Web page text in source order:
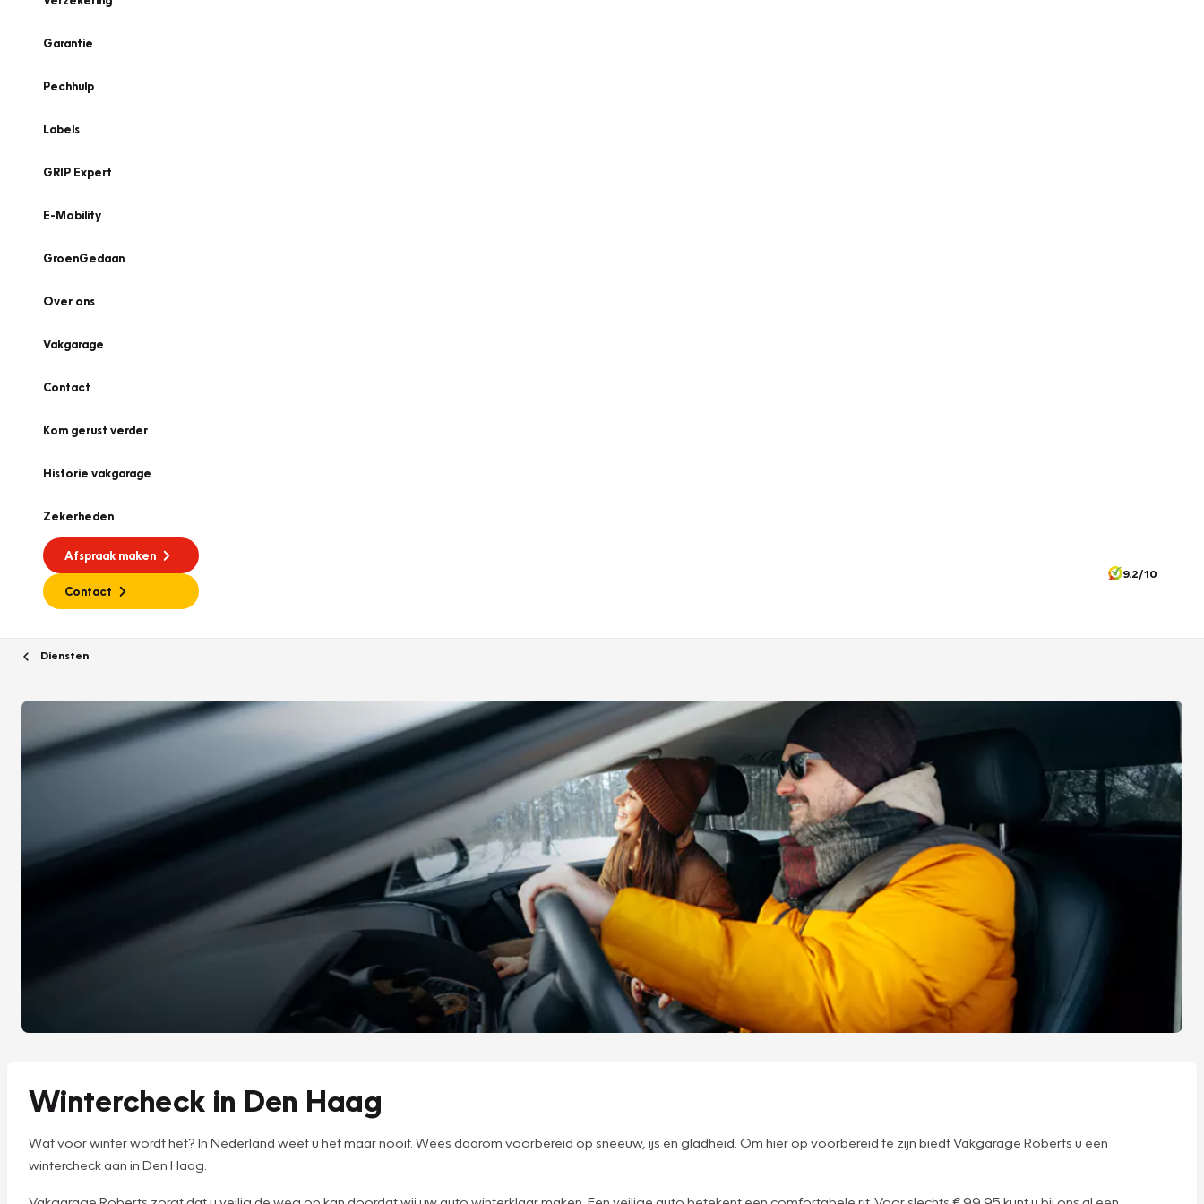
Garantie
Pechhulp
Labels
GRIP Expert
E-Mobility
GroenGedaan
Over ons
Vakgarage
Contact
Kom gerust verder
Historie vakgarage
Zekerheden
Afspraak maken
Contact
9.2/10
Diensten
Wintercheck in Den Haag
Wat voor winter wordt het? In Nederland weet u het maar nooit. Wees daarom voorbereid op sneeuw, ijs en gladheid. Om hier op voorbereid te zijn biedt Vakgarage Roberts u een
wintercheck aan in Den Haag.